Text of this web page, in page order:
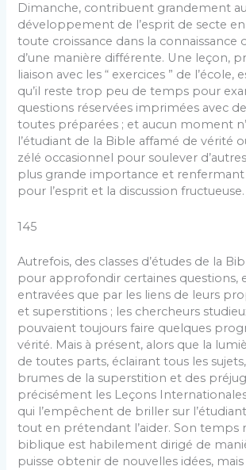
Dimanche, contribuent grandement au
développement de l’esprit de secte
toute croissance dans la connaissance
d’une manière différente. Une leçon,
liaison avec les “ exercices ” de l’école,
qu’il reste trop peu de temps pour
questions réservées imprimées avec
toutes préparées ; et aucun moment
l’étudiant de la Bible affamé de vérité
zélé occasionnel pour soulever
plus grande importance et
pour l’esprit et la discussion fructueuse.
145
Autrefois, des classes d’études de la
pour approfondir certaines questions,
entravées que par les liens de leurs
et superstitions ; les chercheurs
pouvaient toujours faire quelques
vérité. Mais à présent, alors que la
de toutes parts, éclairant tous les
brumes de la superstition et des
précisément les Leçons
qui l’empêchent de briller sur
tout en prétendant l’aider. Son temps
biblique est habilement dirigé de
puisse obtenir de nouvelles idées, mais